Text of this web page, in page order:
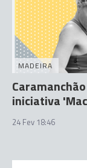
MADEIRA
iniciativa
24 Fev 18:46